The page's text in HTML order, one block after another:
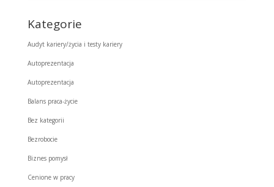
Kategorie
Audyt kariery/życia i testy kariery
Autoprezentacja
Autoprezentacja
Balans praca-życie
Bez kategorii
Bezrobocie
Biznes pomysł
Cenione w pracy